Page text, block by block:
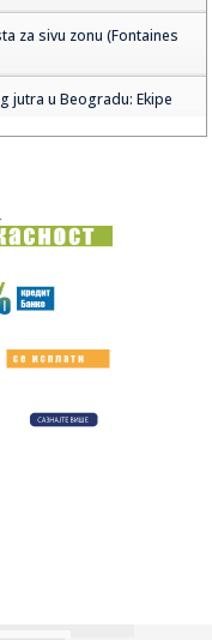
za sivu zonu (Fontaines
jutra u Beogradu: Ekipe
EVROPU: Važan igrač
Ne paničite: Ovo su
na prvi Circus Maximus: